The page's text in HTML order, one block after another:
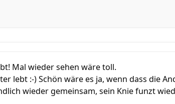
Mal wieder sehen wäre toll.
lebt :-) Schön wäre es ja, wenn dass die
wieder gemeinsam, sein Knie funzt